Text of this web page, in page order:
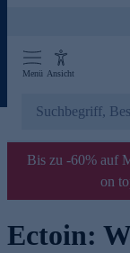
Menü Ansicht
Bis zu -60% auf
on
Ectoin: